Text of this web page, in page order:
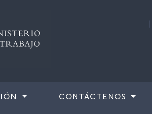
CONTÁCTENOS